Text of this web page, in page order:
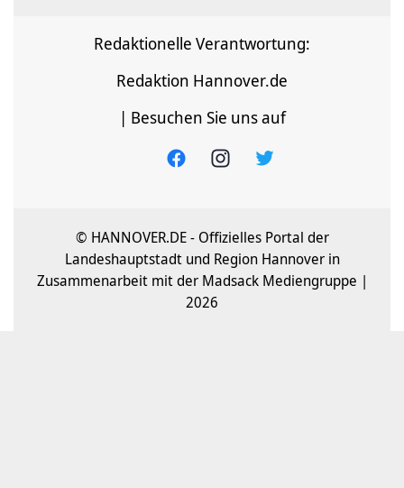
Redaktionelle Verantwortung:
Redaktion Hannover.de
| Besuchen Sie uns auf
© HANNOVER.DE - Offizielles Portal der
Landeshauptstadt und Region Hannover in
Zusammenarbeit mit der Madsack Mediengruppe |
2026